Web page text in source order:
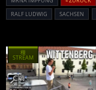
RALF LUDWIG
SACHSEN
種
STREAM